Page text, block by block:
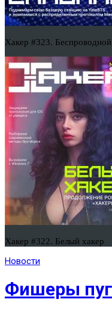
Хакер #323.
Хакер #322. Белый хакер
Новости
Фишеры